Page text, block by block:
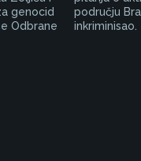
genocid
Odbrane
području
inkriminisao.